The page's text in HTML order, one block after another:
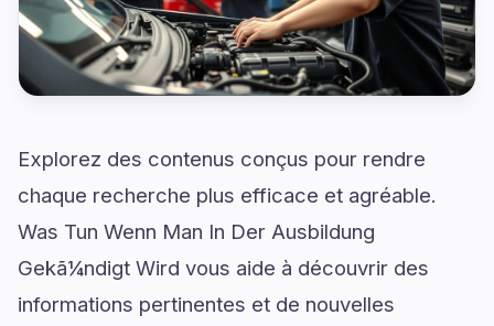
Explorez des contenus conçus pour rendre
chaque recherche plus efficace et agréable.
Was Tun Wenn Man In Der Ausbildung
Gekã¼ndigt Wird vous aide à découvrir des
informations pertinentes et de nouvelles